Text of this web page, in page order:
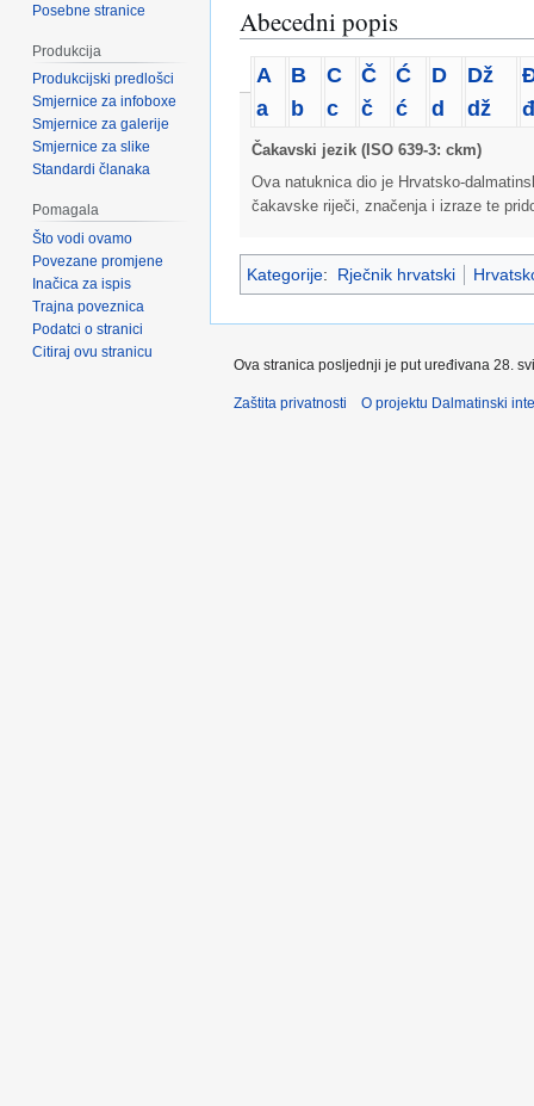
Abecedni popis
A
a
B
b
C
c
Č
č
Ć
ć
D
d
Dž
dž
đ
Čakavski jezik (ISO 639-3: ckm)
Ova natuknica dio je Hrvatsko-
čakavske riječi, značenja i izraze te
Kategorije: Rječnik hrvatski
Posebne stranice
Produkcija
Produkcijski predlošci
Smjernice za infoboxe
Smjernice za galerije
Smjernice za slike
Standardi članaka
Pomagala
Što vodi ovamo
Povezane promjene
Inačica za ispis
Trajna poveznica
Podatci o stranici
Citiraj ovu stranicu
Ova stranica posljednji je put uređivana 28.
Zaštita privatnosti O projektu Dalmatinski